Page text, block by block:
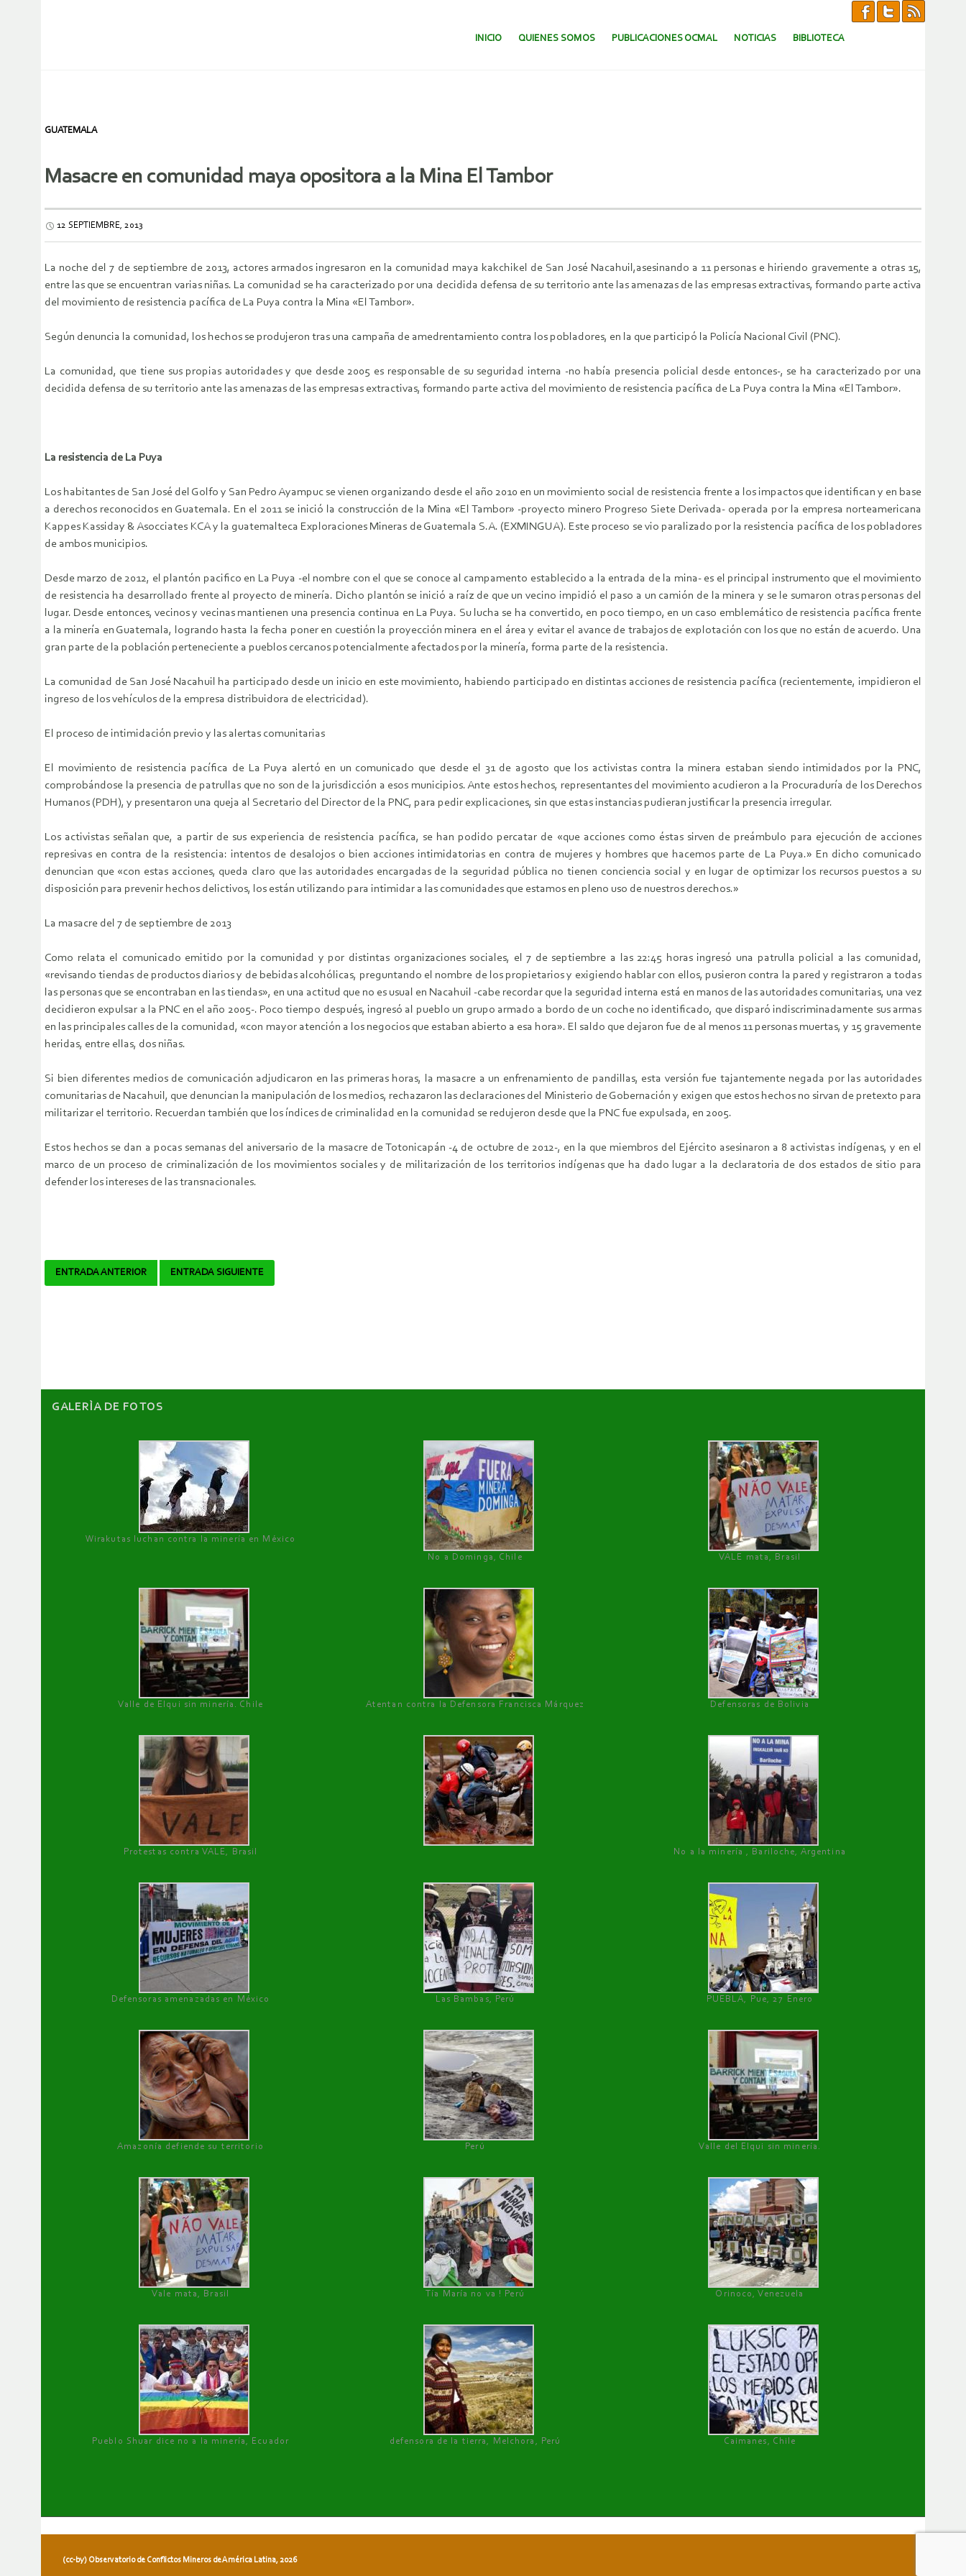
SALTAR AL CONTENIDO.
INICIO QUIENES SOMOS PUBLICACIONES OCMAL NOTICIAS BIBLIOTECA
GUATEMALA
Masacre en comunidad maya opositora a la Mina El Tambor
12 SEPTIEMBRE, 2013
La noche del 7 de septiembre de 2013, actores armados ingresaron en la comunidad maya kakchikel de San José Nacahuil,asesinando a 11 personas e hiriendo gravemente a otras 15,
entre las que se encuentran varias niñas. La comunidad se ha caracterizado por una decidida defensa de su territorio ante las amenazas de las empresas extractivas, formando parte activa
del movimiento de resistencia pacífica de La Puya contra la Mina «El Tambor».
Según denuncia la comunidad, los hechos se produjeron tras una campaña de amedrentamiento contra los pobladores, en la que participó la Policía Nacional Civil (PNC).
La comunidad, que tiene sus propias autoridades y que desde 2005 es responsable de su seguridad interna -no había presencia policial desde entonces-, se ha caracterizado por una
decidida defensa de su territorio ante las amenazas de las empresas extractivas, formando parte activa del movimiento de resistencia pacífica de La Puya contra la Mina «El Tambor».
La resistencia de La Puya
Los habitantes de San José del Golfo y San Pedro Ayampuc se vienen organizando desde el año 2010 en un movimiento social de resistencia frente a los impactos que identifican y en base
a derechos reconocidos en Guatemala. En el 2011 se inició la construcción de la Mina «El Tambor» -proyecto minero Progreso Siete Derivada- operada por la empresa norteamericana
Kappes Kassiday & Asocciates KCA y la guatemalteca Exploraciones Mineras de Guatemala S.A. (EXMINGUA). Este proceso se vio paralizado por la resistencia pacífica de los pobladores
de ambos municipios.
Desde marzo de 2012, el plantón pacifico en La Puya -el nombre con el que se conoce al campamento establecido a la entrada de la mina- es el principal instrumento que el movimiento
de resistencia ha desarrollado frente al proyecto de minería. Dicho plantón se inició a raíz de que un vecino impidió el paso a un camión de la minera y se le sumaron otras personas del
lugar. Desde entonces, vecinos y vecinas mantienen una presencia continua en La Puya. Su lucha se ha convertido, en poco tiempo, en un caso emblemático de resistencia pacífica frente
a la minería en Guatemala, logrando hasta la fecha poner en cuestión la proyección minera en el área y evitar el avance de trabajos de explotación con los que no están de acuerdo. Una
gran parte de la población perteneciente a pueblos cercanos potencialmente afectados por la minería, forma parte de la resistencia.
La comunidad de San José Nacahuil ha participado desde un inicio en este movimiento, habiendo participado en distintas acciones de resistencia pacífica (recientemente, impidieron el
ingreso de los vehículos de la empresa distribuidora de electricidad).
El proceso de intimidación previo y las alertas comunitarias
El movimiento de resistencia pacífica de La Puya alertó en un comunicado que desde el 31 de agosto que los activistas contra la minera estaban siendo intimidados por la PNC,
comprobándose la presencia de patrullas que no son de la jurisdicción a esos municipios. Ante estos hechos, representantes del movimiento acudieron a la Procuraduría de los Derechos
Humanos (PDH), y presentaron una queja al Secretario del Director de la PNC, para pedir explicaciones, sin que estas instancias pudieran justificar la presencia irregular.
Los activistas señalan que, a partir de sus experiencia de resistencia pacífica, se han podido percatar de «que acciones como éstas sirven de preámbulo para ejecución de acciones
represivas en contra de la resistencia: intentos de desalojos o bien acciones intimidatorias en contra de mujeres y hombres que hacemos parte de La Puya.» En dicho comunicado
denuncian que «con estas acciones, queda claro que las autoridades encargadas de la seguridad pública no tienen conciencia social y en lugar de optimizar los recursos puestos a su
disposición para prevenir hechos delictivos, los están utilizando para intimidar a las comunidades que estamos en pleno uso de nuestros derechos.»
La masacre del 7 de septiembre de 2013
Como relata el comunicado emitido por la comunidad y por distintas organizaciones sociales, el 7 de septiembre a las 22:45 horas ingresó una patrulla policial a las comunidad,
«revisando tiendas de productos diarios y de bebidas alcohólicas, preguntando el nombre de los propietarios y exigiendo hablar con ellos, pusieron contra la pared y registraron a todas
las personas que se encontraban en las tiendas», en una actitud que no es usual en Nacahuil -cabe recordar que la seguridad interna está en manos de las autoridades comunitarias, una vez
decidieron expulsar a la PNC en el año 2005-. Poco tiempo después, ingresó al pueblo un grupo armado a bordo de un coche no identificado, que disparó indiscriminadamente sus armas
en las principales calles de la comunidad, «con mayor atención a los negocios que estaban abierto a esa hora». El saldo que dejaron fue de al menos 11 personas muertas, y 15 gravemente
heridas, entre ellas, dos niñas.
Si bien diferentes medios de comunicación adjudicaron en las primeras horas, la masacre a un enfrenamiento de pandillas, esta versión fue tajantemente negada por las autoridades
comunitarias de Nacahuil, que denuncian la manipulación de los medios, rechazaron las declaraciones del Ministerio de Gobernación y exigen que estos hechos no sirvan de pretexto para
militarizar el territorio. Recuerdan también que los índices de criminalidad en la comunidad se redujeron desde que la PNC fue expulsada, en 2005.
Estos hechos se dan a pocas semanas del aniversario de la masacre de Totonicapán -4 de octubre de 2012-, en la que miembros del Ejército asesinaron a 8 activistas indígenas, y en el
marco de un proceso de criminalización de los movimientos sociales y de militarización de los territorios indígenas que ha dado lugar a la declaratoria de dos estados de sitio para
defender los intereses de las transnacionales.
Navegador
ENTRADA ANTERIOR ENTRADA SIGUIENTE
GALERÌA DE FOTOS
Wirakutas luchan contra la minería en México
No a Dominga, Chile
VALE mata, Brasil
Valle de Elqui sin minería. Chile Atentan contra la Defensora Francisca Márquez Defensoras de Bolivia
Protestas contra VALE, Brasil No a la minería , Bariloche, Argentina
Defensoras amenazadas en México Las Bambas, Perú PUEBLA, Pue, 27 Enero
Amazonía defiende su territorio Perú Valle del Elqui sin minería.
Vale mata, Brasil Tía María no va ! Perú Orinoco, Venezuela
Pueblo Shuar dice no a la minería, Ecuador defensora de la tierra, Melchora, Perú Caimanes, Chile
(cc-by) Observatorio de Conflictos Mineros de América Latina, 2026